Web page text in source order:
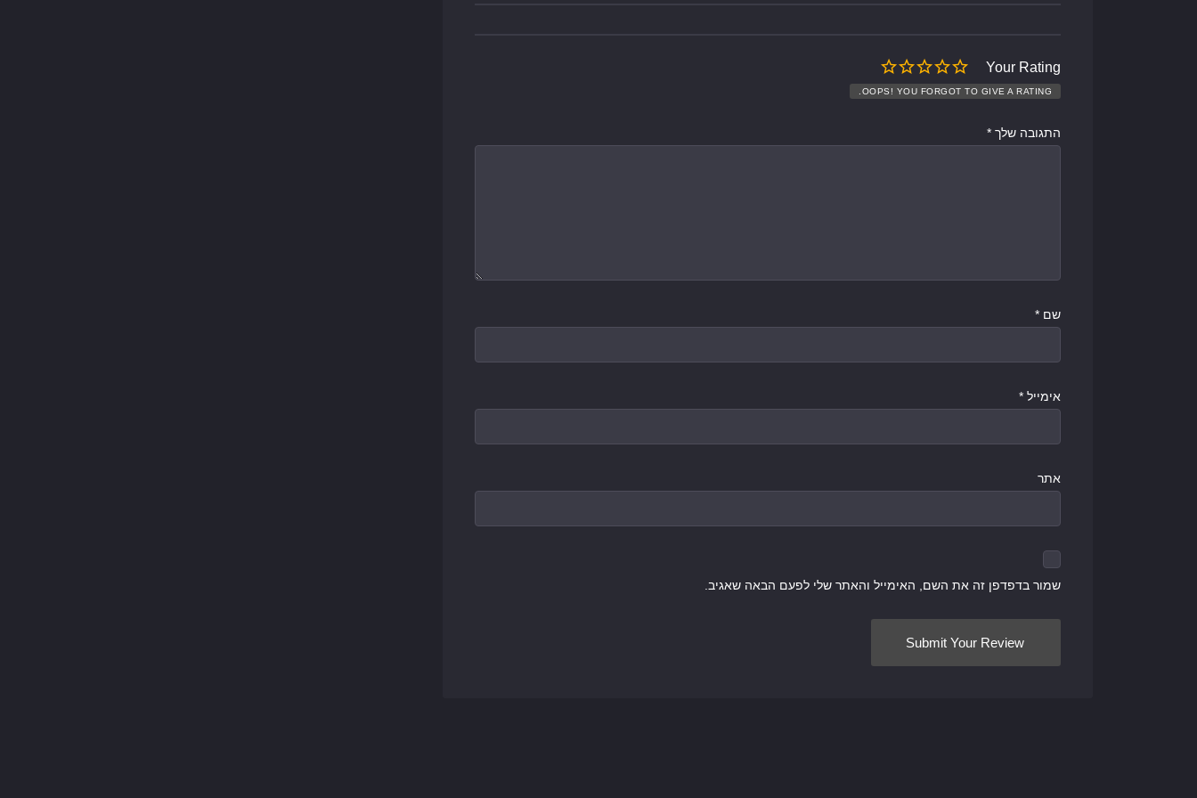
Your Rating
OOPS! YOU FORGOT TO GIVE A RATING.
התגובה שלך *
שם *
אימייל *
אתר
שמור בדפדפן זה את השם, האימייל והאתר שלי לפעם הבאה שאגיב.